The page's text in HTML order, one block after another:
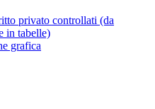
privato controllati (da
in tabelle)
grafica